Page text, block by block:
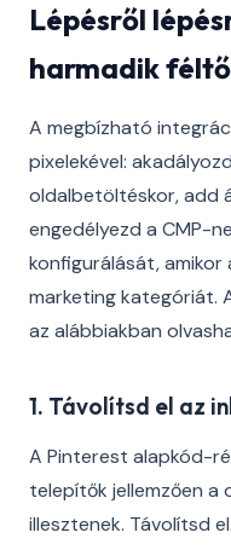
Lépésről
harmadik
A megbízható
pixelekével:
oldalbetöltéskor, add
engedélyezd a CMP-
konfigurálását,
marketing kategóriát.
az alábbiakban
1. Távolítsd el az
A Pinterest alapkód-
telepítők jellemzően a
illesztenek. Távolítsd